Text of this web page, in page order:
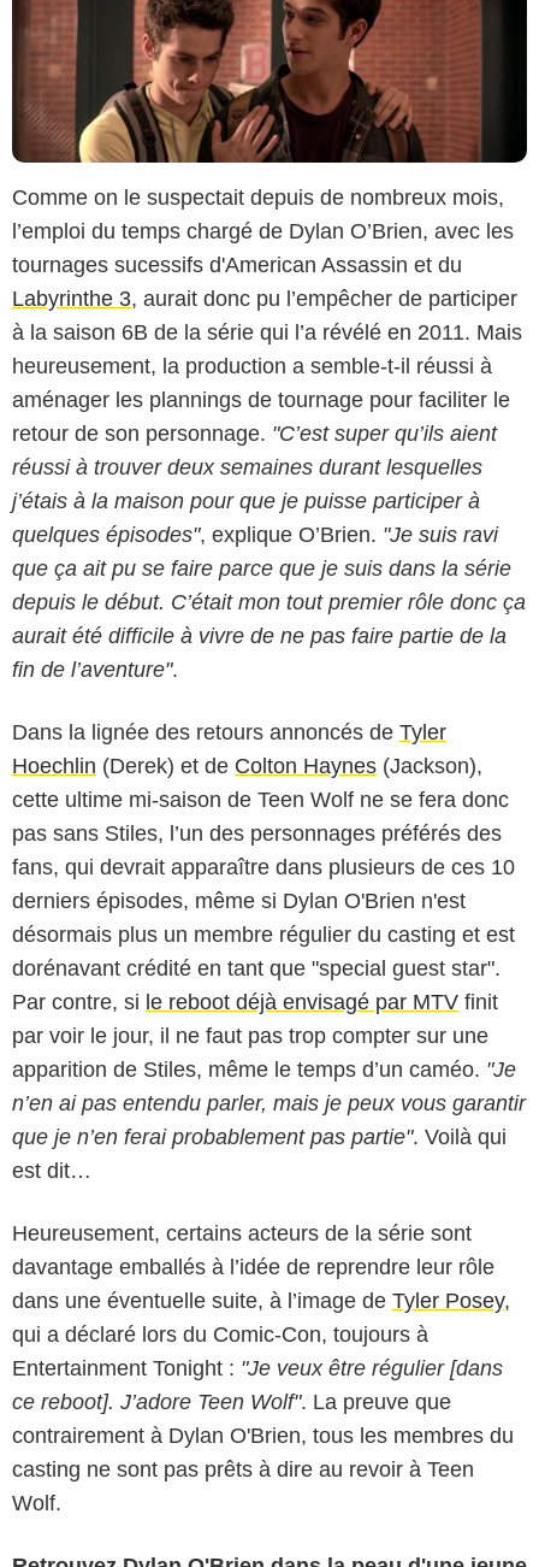
Comme on le suspectait depuis de nombreux mois,
l’emploi du temps chargé de Dylan O’Brien, avec les
tournages sucessifs d'American Assassin et du
Labyrinthe 3, aurait donc pu l’empêcher de participer
à la saison 6B de la série qui l’a révélé en 2011. Mais
heureusement, la production a semble-t-il réussi à
aménager les plannings de tournage pour faciliter le
retour de son personnage. "C’est super qu’ils aient
réussi à trouver deux semaines durant lesquelles
j’étais à la maison pour que je puisse participer à
quelques épisodes", explique O’Brien. "Je suis ravi
que ça ait pu se faire parce que je suis dans la série
depuis le début. C’était mon tout premier rôle donc ça
aurait été difficile à vivre de ne pas faire partie de la
fin de l’aventure".
Dans la lignée des retours annoncés de Tyler
Hoechlin (Derek) et de Colton Haynes (Jackson),
cette ultime mi-saison de Teen Wolf ne se fera donc
pas sans Stiles, l’un des personnages préférés des
fans, qui devrait apparaître dans plusieurs de ces 10
derniers épisodes, même si Dylan O'Brien n'est
désormais plus un membre régulier du casting et est
dorénavant crédité en tant que "special guest star".
Par contre, si le reboot déjà envisagé par MTV finit
par voir le jour, il ne faut pas trop compter sur une
apparition de Stiles, même le temps d’un caméo. "Je
n’en ai pas entendu parler, mais je peux vous garantir
que je n’en ferai probablement pas partie". Voilà qui
est dit…
Heureusement, certains acteurs de la série sont
davantage emballés à l’idée de reprendre leur rôle
dans une éventuelle suite, à l’image de Tyler Posey,
qui a déclaré lors du Comic-Con, toujours à
Entertainment Tonight : "Je veux être régulier [dans
ce reboot]. J’adore Teen Wolf". La preuve que
contrairement à Dylan O'Brien, tous les membres du
casting ne sont pas prêts à dire au revoir à Teen
Wolf.